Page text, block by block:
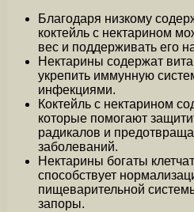
Благодаря низкому
коктейль с нектарином
вес и поддерживать его
Нектарины содержат
укрепить иммунную
инфекциями.
Коктейль с нектарином
которые помогают
радикалов и
заболеваний.
Нектарины богаты
способствует
пищеварительной
запоры.